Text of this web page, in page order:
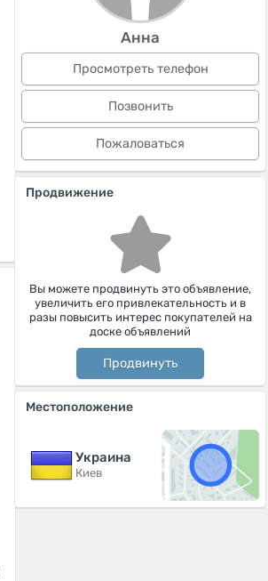
Анна
Просмотреть телефон
Позвонить
Пожаловаться
Продвижение
Вы можете продвинуть это объявление,
увеличить его привлекательность и в
разы повысить интерес покупателей на
доске объявлений
Продвинуть
Местоположение
Украина
Киев